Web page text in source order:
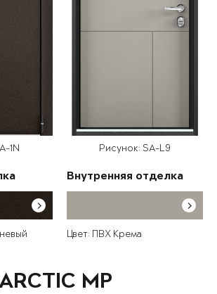
1N Рисунок: SA-L9
Внутренняя отделка
Цвет: ПВХ Крема
MP